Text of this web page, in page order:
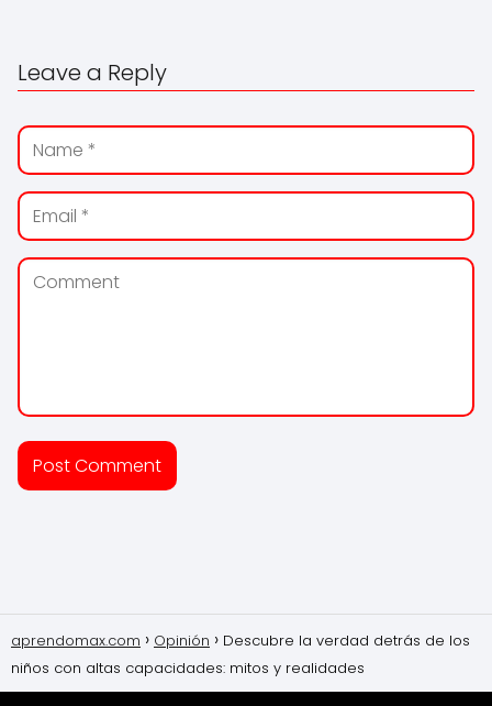
Leave a Reply
aprendomax.com Opinión
Descubre la verdad detrás de los
niños con altas capacidades: mitos y realidades